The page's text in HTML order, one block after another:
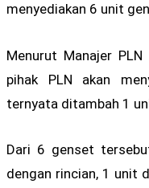
menyediakan 6 unit
Menurut Manajer PLN
pihak PLN akan
ternyata ditambah 1
Dari 6 genset
dengan rincian, 1 unit